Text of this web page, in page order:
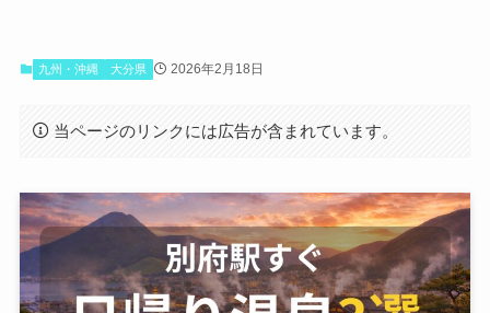
九州・沖縄 大分県 2026年2月18日
当ページのリンクには広告が含まれています。